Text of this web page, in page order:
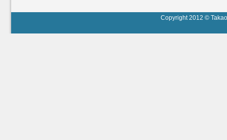
Copyright 2012 ©